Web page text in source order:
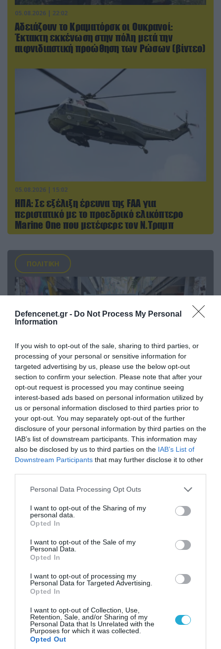
Defencenet.gr - Do Not Process My Personal
Information
If you wish to opt-out of the sale, sharing to third parties, or
processing of your personal or sensitive information for
targeted advertising by us, please use the below opt-out
section to confirm your selection. Please note that after your
opt-out request is processed you may continue seeing
interest-based ads based on personal information utilized by
us or personal information disclosed to third parties prior to
your opt-out. You may separately opt-out of the further
disclosure of your personal information by third parties on the
IAB’s list of downstream participants. This information may
also be disclosed by us to third parties on the IAB’s List of
Downstream Participants that may further disclose it to other
Please note that this website/app uses one or more Google
not limited to your visit or usage behaviour. You may click to
grant or deny consent to Google and its third-party tags to
use your data for below specified purposes in below Google
consent section.
Personal Data Processing Opt Outs
I want to opt-out of the Sharing of my
personal data.
Opted In
I want to opt-out of the Sale of my
Personal Data.
Opted In
I want to opt-out of processing my
Personal Data for Targeted Advertising.
Opted In
I want to opt-out of Collection, Use,
Retention, Sale, and/or Sharing of my
Personal Data that Is Unrelated with the
Purposes for which it was collected.
Opted Out
05.08.2026 | 22:02
Αδειάζουν το Κραματόρσκ οι Ουκρανοί:
Έκτακτη εκκένωση στην πόλη μετά την
αιφνιδιαστική προώθηση των Ρώσων (βίντεο)
05.08.2026 | 15:02
ΗΠΑ: Σε εξέλιξη έρευνα της FAA για
περιστατικό με το προεδρικό ελικόπτερο
Marine One που μετέφερε τον Ν.Τραμπ
ΠΟΛΙΤΙΚΗ
06.08.2026 | 14:02
«Επιχείρηση ελεύθερα πεζοδρόμια» στην
Αθήνα: Απομακρύνθηκαν παράνομα
αντικείμενα από κοινόχρηστους χώρους
06.08.2026 | 09:03
«Οι εντελώς αθώοι»: Η ανάρτηση του Αρκά για
τα ζώα που χάθηκαν στις πυρκαγιές της
Αττικής (φωτο)